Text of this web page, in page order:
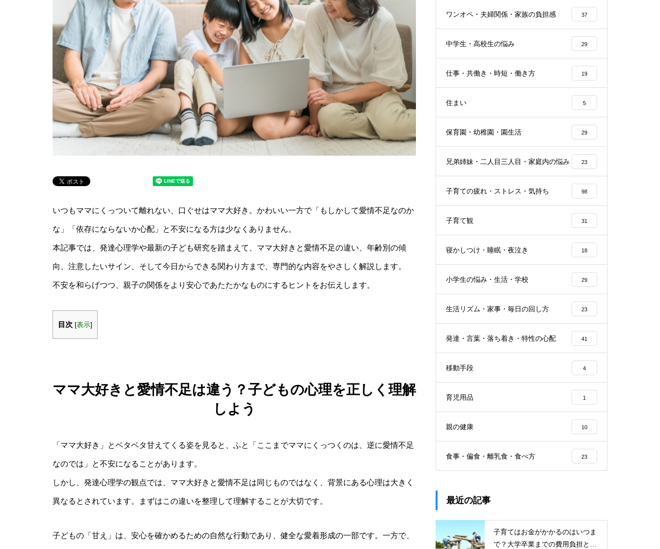
いつもママにくっついて離れない、口ぐせはママ大好き。かわいい一方で「もしかして愛情不足なのか
な」「依存にならないか心配」と不安になる方は少なくありません。
本記事では、発達心理学や最新の子ども研究を踏まえて、ママ大好きと愛情不足の違い、年齢別の傾
向、注意したいサイン、そして今日からできる関わり方まで、専門的な内容をやさしく解説します。
不安を和らげつつ、親子の関係をより安心であたたかなものにするヒントをお伝えします。
目次 [表示]
ママ大好きと愛情不足は違う？子どもの心理を正しく理解
しよう
「ママ大好き」とベタベタ甘えてくる姿を見ると、ふと「ここまでママにくっつくのは、逆に愛情不足
なのでは」と不安になることがあります。
しかし、発達心理学の観点では、ママ大好きと愛情不足は同じものではなく、背景にある心理は大きく
異なるとされています。まずはこの違いを整理して理解することが大切です。
子どもの「甘え」は、安心を確かめるための自然な行動であり、健全な愛着形成の一部です。一方で、
ワンオペ・夫婦関係・家族の負担感 37
中学生・高校生の悩み 29
仕事・共働き・時短・働き方 19
住まい 5
保育園・幼稚園・園生活 29
兄弟姉妹・二人目三人目・家庭内の悩み 23
子育ての疲れ・ストレス・気持ち 98
子育て観 31
寝かしつけ・睡眠・夜泣き 18
小学生の悩み・生活・学校 29
生活リズム・家事・毎日の回し方 23
発達・言葉・落ち着き・特性の心配 41
移動手段 4
育児用品 1
親の健康 10
食事・偏食・離乳食・食べ方 23
最近の記事
子育てはお金がかかるのはいつま
で？大学卒業までの費用負担とそ